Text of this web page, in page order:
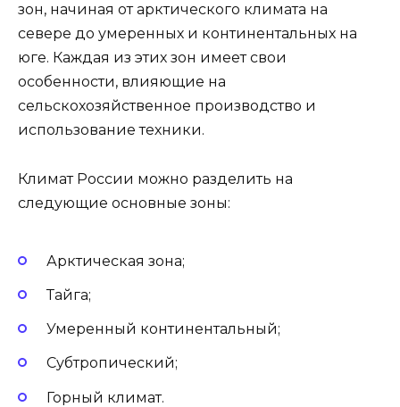
зон, начиная от арктического климата на
севере до умеренных и континентальных на
юге. Каждая из этих зон имеет свои
особенности, влияющие на
сельскохозяйственное производство и
использование техники.
Климат России можно разделить на
следующие основные зоны:
Арктическая зона;
Тайга;
Умеренный континентальный;
Субтропический;
Горный климат.